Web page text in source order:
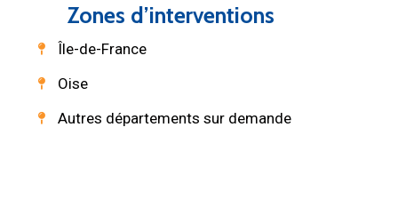
Zones d’interventions
Île-de-France
Oise
Autres départements sur demande